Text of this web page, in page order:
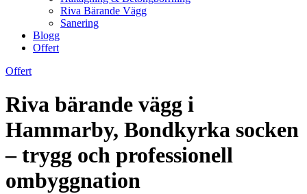
Riva Bärande Vägg
Sanering
Blogg
Offert
Offert
Riva bärande vägg i
Hammarby, Bondkyrka socken
– trygg och professionell
ombyggnation